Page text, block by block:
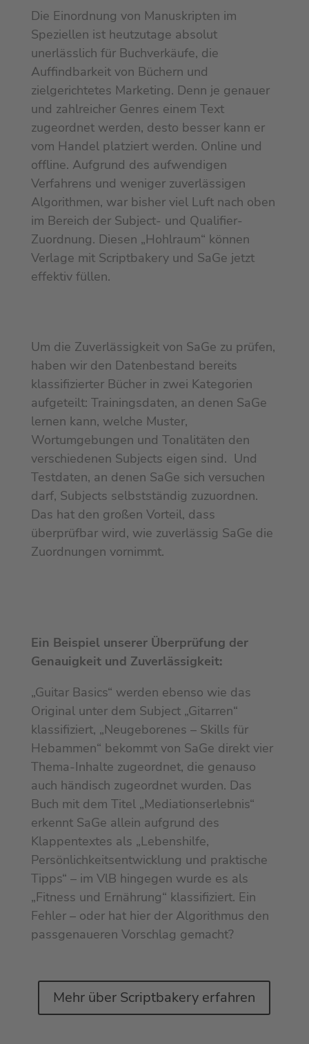
Die Einordnung von Manuskripten im
Speziellen ist heutzutage absolut
unerlässlich für Buchverkäufe, die
Auffindbarkeit von Büchern und
zielgerichtetes Marketing. Denn je genauer
und zahlreicher Genres einem Text
zugeordnet werden, desto besser kann er
vom Handel platziert werden. Online und
offline. Aufgrund des aufwendigen
Verfahrens und weniger zuverlässigen
Algorithmen, war bisher viel Luft nach oben
im Bereich der Subject- und Qualifier-
Zuordnung. Diesen „Hohlraum“ können
Verlage mit Scriptbakery und SaGe jetzt
effektiv füllen.
Um die Zuverlässigkeit von SaGe zu prüfen,
haben wir den Datenbestand bereits
klassifizierter Bücher in zwei Kategorien
aufgeteilt: Trainingsdaten, an denen SaGe
lernen kann, welche Muster,
Wortumgebungen und Tonalitäten den
verschiedenen Subjects eigen sind. Und
Testdaten, an denen SaGe sich versuchen
darf, Subjects selbstständig zuzuordnen.
Das hat den großen Vorteil, dass
überprüfbar wird, wie zuverlässig SaGe die
Zuordnungen vornimmt.
Ein Beispiel unserer Überprüfung der
Genauigkeit und Zuverlässigkeit:
„Guitar Basics“ werden ebenso wie das
Original unter dem Subject „Gitarren“
klassifiziert, „Neugeborenes – Skills für
Hebammen“ bekommt von SaGe direkt vier
Thema-Inhalte zugeordnet, die genauso
auch händisch zugeordnet wurden. Das
Buch mit dem Titel „Mediationserlebnis“
erkennt SaGe allein aufgrund des
Klappentextes als „Lebenshilfe,
Persönlichkeitsentwicklung und praktische
Tipps“ – im VlB hingegen wurde es als
„Fitness und Ernährung“ klassifiziert. Ein
Fehler – oder hat hier der Algorithmus den
passgenaueren Vorschlag gemacht?
Mehr über Scriptbakery erfahren